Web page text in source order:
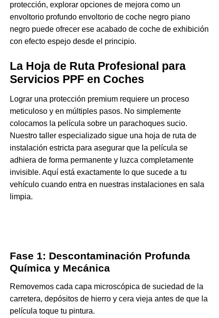
protección, explorar opciones de mejora como un
envoltorio profundo envoltorio de coche negro piano
negro puede ofrecer ese acabado de coche de exhibición
con efecto espejo desde el principio.
La Hoja de Ruta Profesional para
Servicios PPF en Coches
Lograr una protección premium requiere un proceso
meticuloso y en múltiples pasos. No simplemente
colocamos la película sobre un parachoques sucio.
Nuestro taller especializado sigue una hoja de ruta de
instalación estricta para asegurar que la película se
adhiera de forma permanente y luzca completamente
invisible. Aquí está exactamente lo que sucede a tu
vehículo cuando entra en nuestras instalaciones en sala
limpia.
Fase 1: Descontaminación Profunda
Química y Mecánica
Removemos cada capa microscópica de suciedad de la
carretera, depósitos de hierro y cera vieja antes de que la
película toque tu pintura.